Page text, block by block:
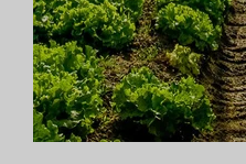
Découvrez les primes
prétendre
Voir toutes les
Voir toutes